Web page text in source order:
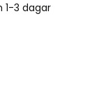
1-3 dagar